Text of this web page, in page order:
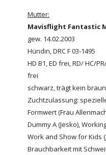
Mutter:
Mavisflight Fantastic
gew. 14.02.2003
Hündin, DRC F 03-1495
HD B1, ED frei, RD/ HC/
frei
schwarz, trägt kein
Zuchtzulassung:
Formwert (Frau
Dummy A (Jesko),
Work and Show for Kids
Brauchbarkeit mit